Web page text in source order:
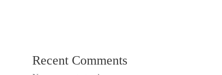
Recent Comments